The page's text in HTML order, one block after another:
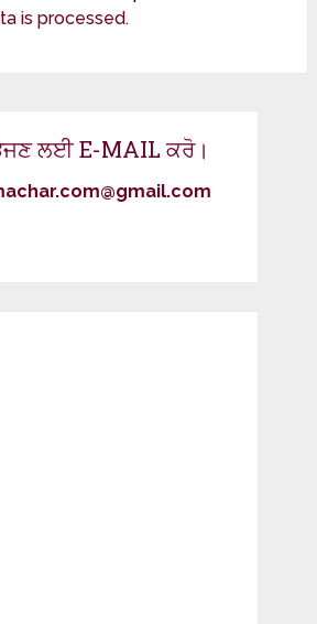
is processed.
ਲਈ E-MAIL ਕਰੋ।